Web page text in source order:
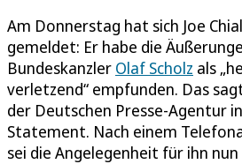
Am Donnerstag hat sich Joe
gemeldet: Er habe die
Bundeskanzler Olaf Scholz als
verletzend“ empfunden. Das
der Deutschen Presse-Agentur
Statement. Nach einem
sei die Angelegenheit für ihn